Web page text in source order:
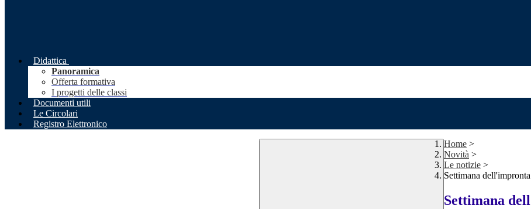
Didattica
Panoramica
Offerta formativa
I progetti delle classi
Documenti utili
Le Circolari
Registro Elettronico
Home >
Novità >
Le notizie >
Settimana
Settimana